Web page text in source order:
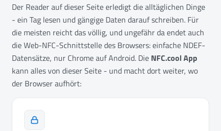
Der Reader auf dieser Seite erledigt die alltäglichen Dinge
- ein Tag lesen und gängige Daten darauf schreiben. Für
die meisten reicht das völlig, und ungefähr da endet auch
die Web-NFC-Schnittstelle des Browsers: einfache NDEF-
Datensätze, nur Chrome auf Android. Die NFC.cool App
kann alles von dieser Seite - und macht dort weiter, wo
der Browser aufhört: